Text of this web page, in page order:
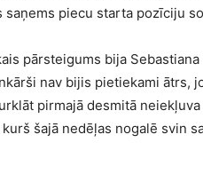
saņems piecu starta pozīciju
pārsteigums bija
nav bijis pietiekami ātrs,
pirmajā desmitā
šajā nedēļas nogalē svin